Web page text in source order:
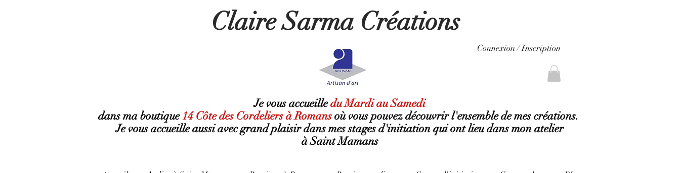
Claire Sarma Créations
Connexion / Inscription
Je vous accueilledu Mardi au Samedi
dans ma boutique14 Côte des Cordeliers à Romansoùvous pouvez découvrir l'ensemble de mes créations.
Je vous accueille aussi avec grand plaisir dans mes stages d'initiation qui ont lieu dans mon atelier
à Saint Mamans